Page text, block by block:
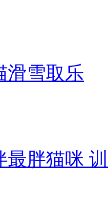
滑雪取乐
最胖猫咪